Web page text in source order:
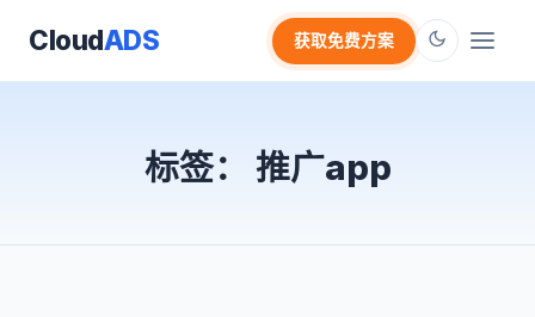
CloudADS 获取免费方案
标签： 推广app